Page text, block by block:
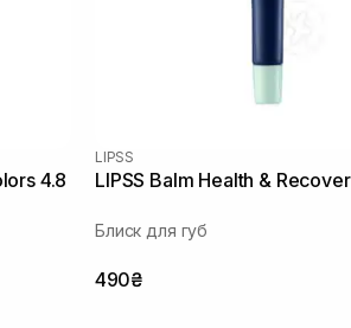
4.8
LIPSS
LIPSS Balm Health &
Блиск для губ
490₴